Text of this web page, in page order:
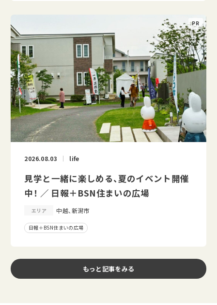
2026.08.03 life
見学と一緒に楽しめる、夏のイベント開催
中！ ／ 日報＋BSN住まいの広場
エリア 中越、新潟市
日報＋BSN住まいの広場
もっと記事をみる